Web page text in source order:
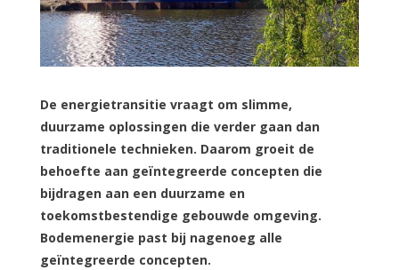
De energietransitie vraagt om slimme,
duurzame oplossingen die verder gaan dan
traditionele technieken. Daarom groeit de
behoefte aan geïntegreerde concepten die
bijdragen aan een duurzame en
toekomstbestendige gebouwde omgeving.
Bodemenergie past bij nagenoeg alle
geïntegreerde concepten.